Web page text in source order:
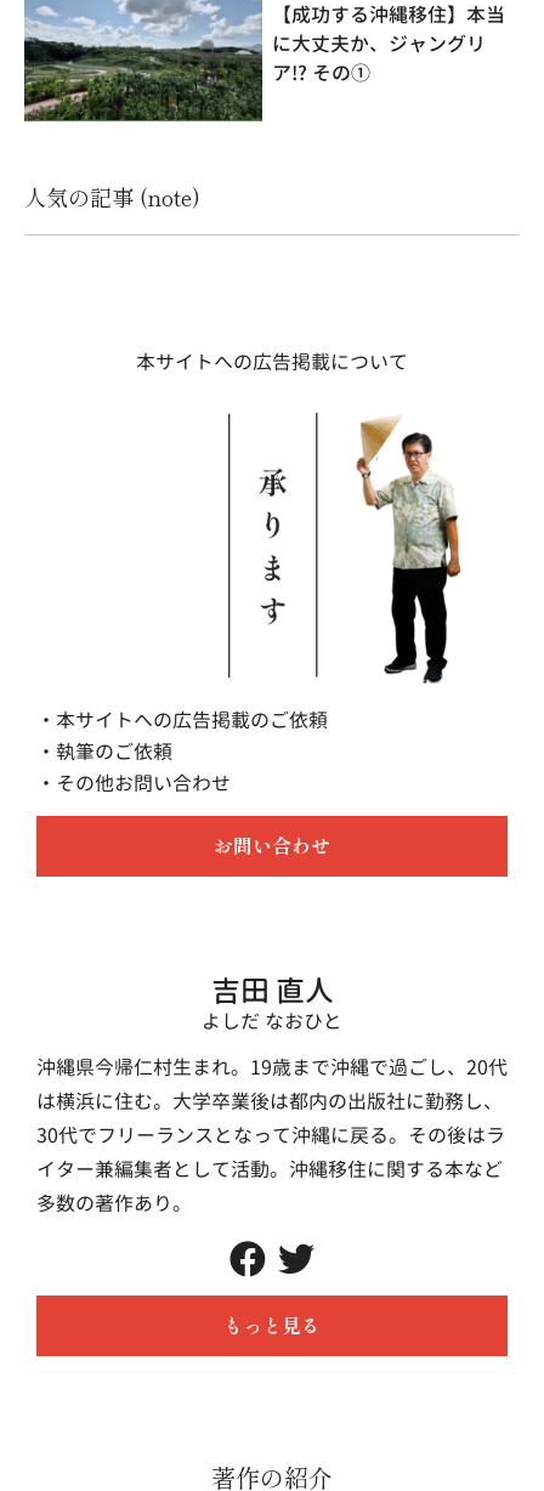
【成功する沖縄移住】本当
に大丈夫か、ジャングリ
ア!? その①
人気の記事 (note)
本サイトへの広告掲載について
・本サイトへの広告掲載のご依頼
・執筆のご依頼
・その他お問い合わせ
お問い合わせ
吉田 直人
よしだ なおひと
沖縄県今帰仁村生まれ。19歳まで沖縄で過ごし、20代
は横浜に住む。大学卒業後は都内の出版社に勤務し、
30代でフリーランスとなって沖縄に戻る。その後はラ
イター兼編集者として活動。沖縄移住に関する本など
多数の著作あり。
もっと見る
著作の紹介